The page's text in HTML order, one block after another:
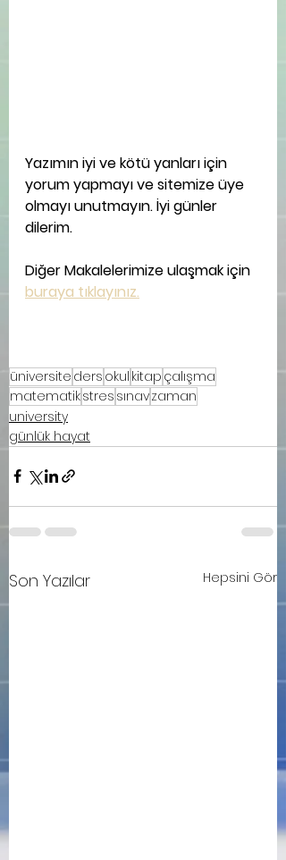
Yazımın iyi ve kötü yanları için
yorum yapmayı ve sitemize üye
olmayı unutmayın. İyi günler
dilerim.
Diğer Makalelerimize ulaşmak için
buraya tıklayınız.
üniversite ders okul kitap çalışma
matematikstres sınavzaman
university
günlük hayat
Son Yazılar Hepsini Gör